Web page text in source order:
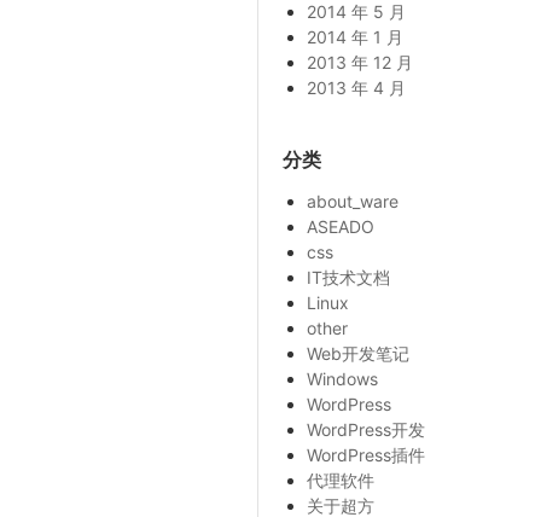
2014 年 5 月
2014 年 1 月
2013 年 12 月
2013 年 4 月
分类
about_ware
ASEADO
css
IT技术文档
Linux
other
Web开发笔记
Windows
WordPress
WordPress开发
WordPress插件
代理软件
关于超方